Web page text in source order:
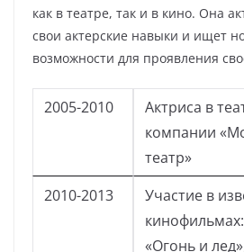
как в театре, так и в кино. Она
свои актерские навыки и ищет
возможности для проявления
2005-2010
Актриса в
компании
театр»
2010-2013
Участие в
«Огонь и